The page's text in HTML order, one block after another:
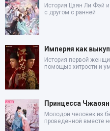
История Цзян Ли Фэй
с другом с ранней
Империя как
История первой
помощью хитрости и
Принцесса Чжаоян
Молодой человек из
проведенной вместе